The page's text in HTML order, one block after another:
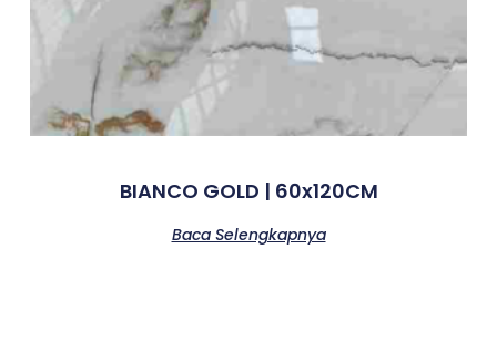
BIANCO GOLD | 60x120CM
Baca Selengkapnya